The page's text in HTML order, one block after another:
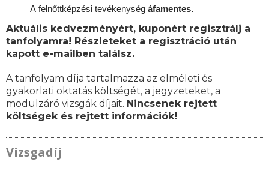
A felnőttképzési tevékenység áfamentes.
Aktuális kedvezményért, kuponért regisztrálj a
tanfolyamra! Részleteket a regisztráció után
kapott e-mailben találsz.
A tanfolyam díja tartalmazza az elméleti és
gyakorlati oktatás költségét, a jegyzeteket, a
modulzáró vizsgák díjait. Nincsenek rejtett
költségek és rejtett információk!
Vizsgadíj